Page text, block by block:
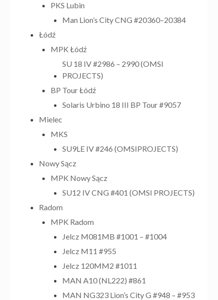
PKS Lubin
Man Lion’s City CNG #20360–20384
Łódź
MPK Łódź
SU 18 IV #2986 – 2990 (OMSI
PROJECTS)
BP Tour Łódź
Solaris Urbino 18 III BP Tour #9057
Mielec
MKS
SU9LE IV #246 (OMSIPROJECTS)
Nowy Sącz
MPK Nowy Sącz
SU12 IV CNG #401 (OMSI PROJECTS)
Radom
MPK Radom
Jelcz M081MB #1001 – #1004
Jelcz M11 #955
Jelcz 120MM2 #1011
MAN A10 (NL222) #861
MAN NG323 Lion’s City G #948 – #953